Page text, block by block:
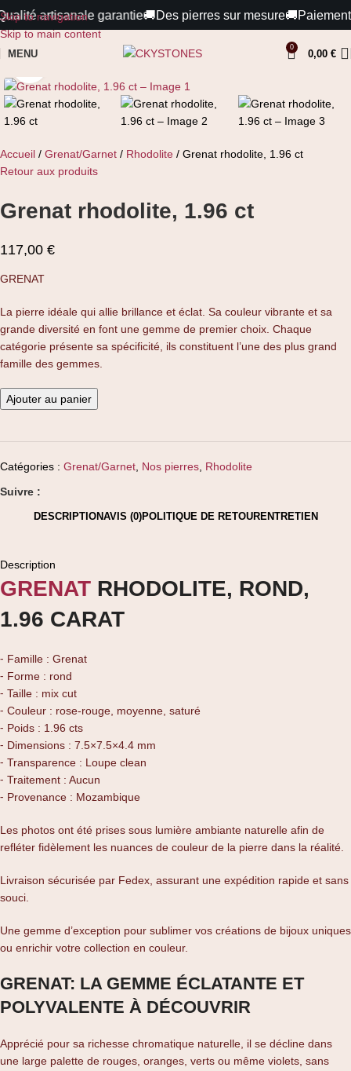
Skip to navigation
Skip to main content
artisanale garantie🚚Des pierres sur mesure🚚Paiements
MENU
0
0,00 €
Accueil Grenat/Garnet Rhodolite
Grenat rhodolite, 1.96 ct
Retour aux produits
Grenat rhodolite, 1.96 ct
117,00 €
GRENAT
La pierre idéale qui allie brillance et éclat. Sa couleur vibrante et sa
grande diversité en font une gemme de premier choix. Chaque
catégorie présente sa spécificité, ils constituent l’une des plus grand
famille des gemmes.
Ajouter au panier
Catégories : Grenat/Garnet, Nos pierres, Rhodolite
Suivre :
DESCRIPTIONAVIS (0)POLITIQUE DE RETOURENTRETIEN
Description
GRENAT RHODOLITE, ROND,
1.96 CARAT
⁃ Famille : Grenat
⁃ Forme : rond
⁃ Taille : mix cut
⁃ Couleur : rose-rouge, moyenne, saturé
⁃ Poids : 1.96 cts
⁃ Dimensions : 7.5×7.5×4.4 mm
⁃ Transparence : Loupe clean
⁃ Traitement : Aucun
⁃ Provenance : Mozambique
Les photos ont été prises sous lumière ambiante naturelle afin de
refléter fidèlement les nuances de couleur de la pierre dans la réalité.
Livraison sécurisée par Fedex, assurant une expédition rapide et sans
souci.
Une gemme d’exception pour sublimer vos créations de bijoux uniques
ou enrichir votre collection en couleur.
GRENAT: LA GEMME ÉCLATANTE ET
POLYVALENTE À DÉCOUVRIR
Apprécié pour sa richesse chromatique naturelle, il se décline dans
une large palette de rouges, oranges, verts ou même violets, sans